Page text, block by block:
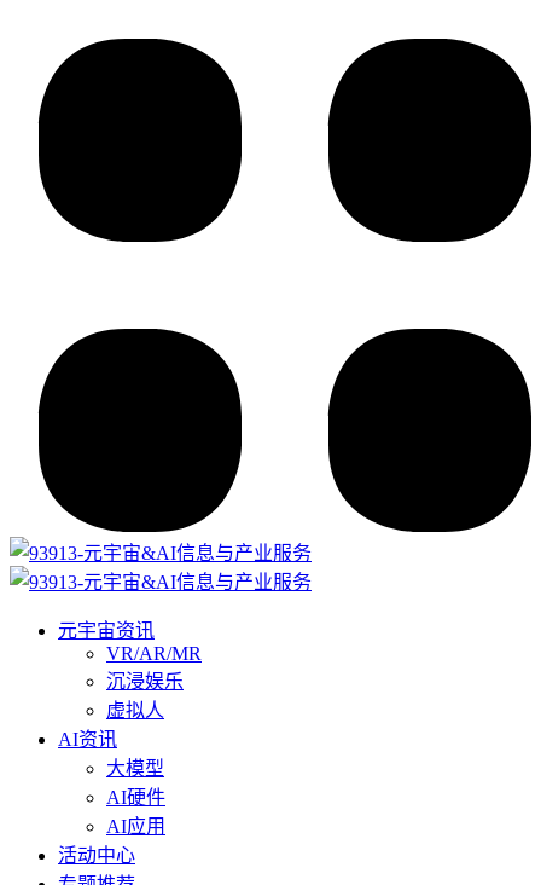
元宇宙资讯
VR/AR/MR
沉浸娱乐
虚拟人
AI资讯
大模型
AI硬件
AI应用
活动中心